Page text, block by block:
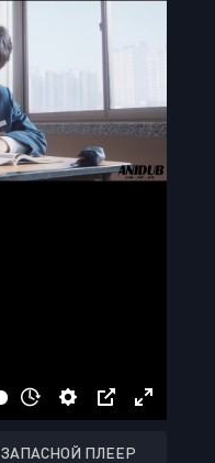
ЗАПАСНОЙ ПЛЕЕР